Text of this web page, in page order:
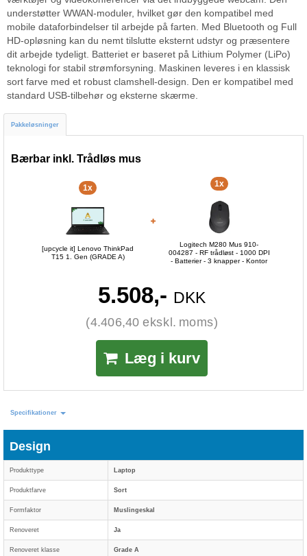
understøtter WWAN-moduler, hvilket gør den kompatibel med
mobile dataforbindelser til arbejde på farten. Med Bluetooth og Full
HD-opløsning kan du nemt tilslutte eksternt udstyr og præsentere
dit arbejde tydeligt. Batteriet er baseret på Lithium Polymer (LiPo)
teknologi for stabil strømforsyning. Maskinen leveres i en klassisk
sort farve med et robust clamshell-design. Den er kompatibel med
standard USB-tilbehør og eksterne skærme.
Pakkeløsninger
Bærbar inkl. Trådløs mus
1x
[upcycle it] Lenovo ThinkPad
T15 1. Gen (GRADE A)
1x
Logitech M280 Mus 910-
004287 - RF trådløst - 1000 DPI
- Batterier - 3 knapper - Kontor
5.508,- DKK
(4.406,40 ekskl. moms)
Læg i kurv
Specifikationer
Design
Produkttype Laptop
Produktfarve Sort
Formfaktor Muslingeskal
Renoveret Ja
Renoveret klasse Grade A